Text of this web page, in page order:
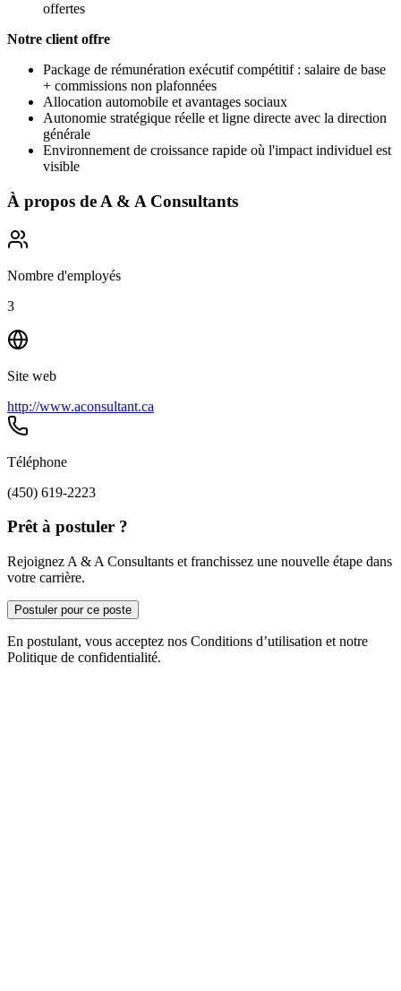
offertes
Notre client offre
Package de rémunération exécutif compétitif : salaire de base
+ commissions non plafonnées
Allocation automobile et avantages sociaux
Autonomie stratégique réelle et ligne directe avec la direction
générale
Environnement de croissance rapide où l'impact individuel est
visible
À propos de A & A Consultants
Nombre d'employés
3
Site web
http://www.aconsultant.ca
Téléphone
(450) 619-2223
Prêt à postuler ?
Rejoignez A & A Consultants et franchissez une nouvelle étape dans
votre carrière.
Postuler pour ce poste
En postulant, vous acceptez nos Conditions d’utilisation et notre
Politique de confidentialité.